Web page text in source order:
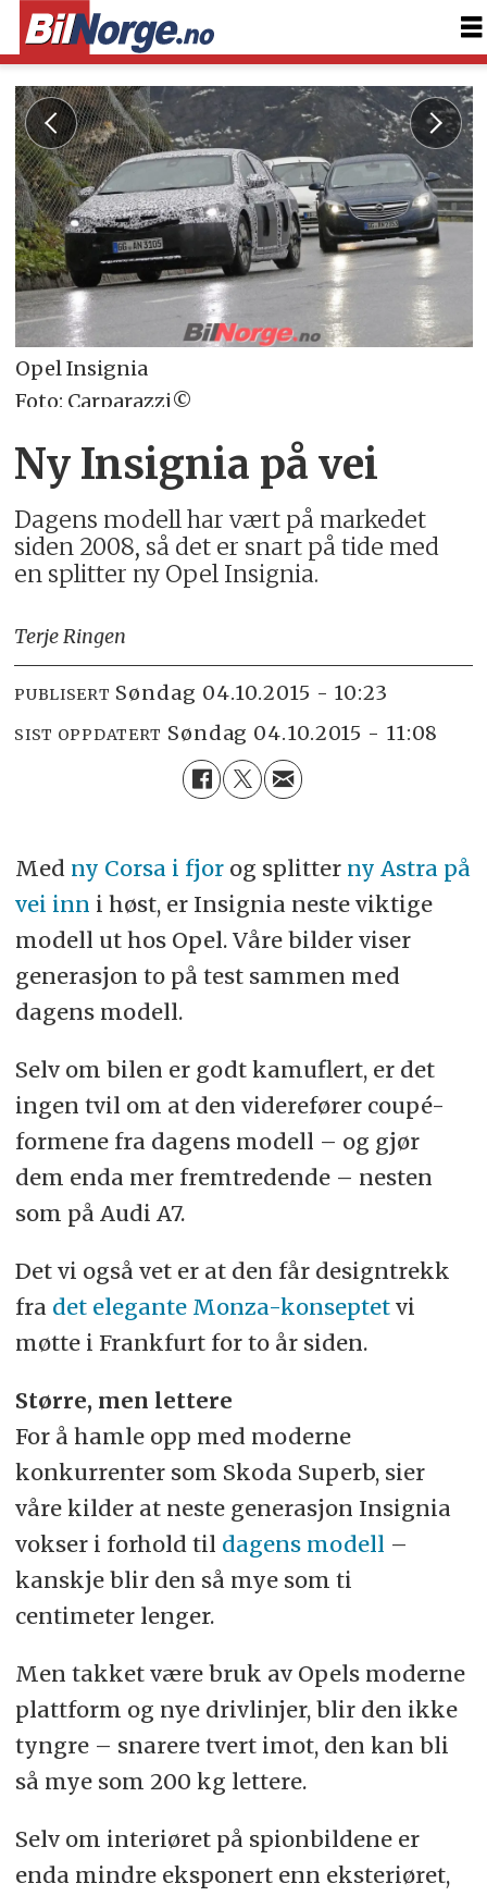
Opel Insignia
Foto: Carparazzi©
Ny Insignia på vei
Dagens modell har vært på markedet
siden 2008, så det er snart på tide med
en splitter ny Opel Insignia.
Terje Ringen
PUBLISERT søndag 04.10.2015 - 10:23
SIST OPPDATERT søndag 04.10.2015 - 11:08
Med ny Corsa i fjorog splitter ny Astra på
vei inn i høst, er Insignia neste viktige
modell ut hos Opel. Våre bilder viser
generasjon to på test sammen med
dagens modell.
Selv om bilen er godt kamuflert, er det
ingen tvil om at den viderefører coupé-
formene fra dagens modell – og gjør
dem enda mer fremtredende – nesten
som på Audi A7.
Det vi også vet er at den får designtrekk
fra det elegante Monza-konseptetvi
møtte i Frankfurt for to år siden.
Større, men lettere
For å hamle opp med moderne
konkurrenter som Skoda Superb, sier
våre kilder at neste generasjon Insignia
vokser i forhold til dagens modell –
kanskje blir den så mye som ti
centimeter lenger.
Men takket være bruk av Opels moderne
plattform og nye drivlinjer, blir den ikke
tyngre – snarere tvert imot, den kan bli
så mye som 200 kg lettere.
Selv om interiøret på spionbildene er
enda mindre eksponert enn eksteriøret,